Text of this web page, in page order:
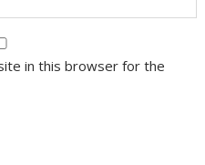
in this browser for the